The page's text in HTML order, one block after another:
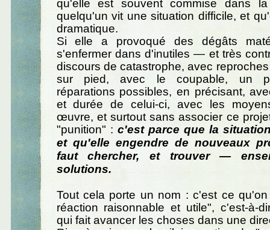
qu'elle est souvent commise dans
quelqu'un vit une situation difficile, et
dramatique.
Si elle a provoqué des dégâts
s'enfermer dans d'inutiles — et très
discours de catastrophe, avec
sur pied, avec le coupable, un
réparations possibles, en précisant,
et durée de celui-ci, avec les
œuvre, et surtout sans associer ce
"punition" : c'est parce que la
et qu'elle engendre de nouveaux
faut chercher, et trouver —
solutions.
Tout cela porte un nom : c'est ce
réaction raisonnable et utile", c'est-à-
qui fait avancer les choses dans une